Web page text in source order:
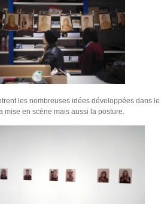
les nombreuses idées développées dans
mise en scène mais aussi la posture.